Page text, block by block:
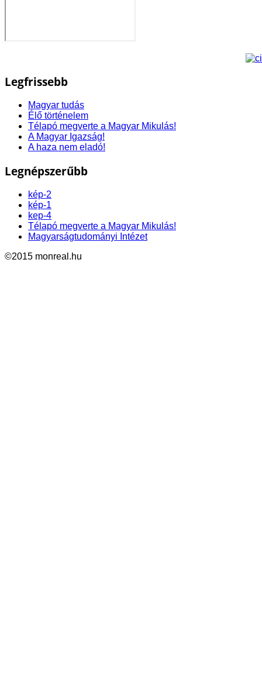
Legfrissebb
Magyar tudás
Élő történelem
Télapó megverte a Magyar Mikulás!
A Magyar Igazság!
A haza nem eladó!
Legnépszerűbb
kép-2
kép-1
kep-4
Télapó megverte a Magyar Mikulás!
Magyarságtudományi Intézet
©2015 monreal.hu